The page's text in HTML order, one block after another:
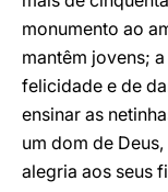
monumento ao
mantêm jovens;
felicidade e de
ensinar as
um dom de
alegria aos seus